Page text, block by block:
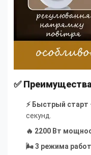
✅
⚡ Быстрый старт
секунд.
🔥 2200 Вт
🌬 3 режима